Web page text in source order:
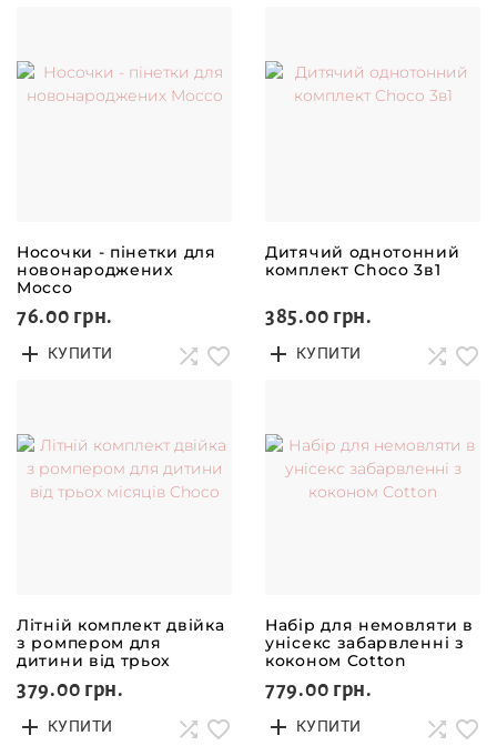
Носочки - пінетки для
новонароджених
Mocco
76.00 грн.
КУПИТИ
Дитячий однотонний
комплект Choco 3в1
385.00 грн.
КУПИТИ
Літній комплект двійка
з ромпером для
дитини від трьох
379.00 грн.
КУПИТИ
Набір для немовляти в
унісекс забарвленні з
коконом Cotton
779.00 грн.
КУПИТИ